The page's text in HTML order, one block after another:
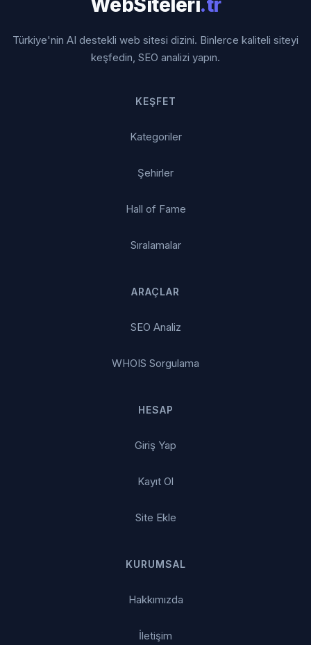
WebSiteleri.tr
Türkiye'nin AI destekli web sitesi dizini. Binlerce kaliteli siteyi
keşfedin, SEO analizi yapın.
KEŞFET
Kategoriler
Şehirler
Hall of Fame
Sıralamalar
ARAÇLAR
SEO Analiz
WHOIS Sorgulama
HESAP
Giriş Yap
Kayıt Ol
Site Ekle
KURUMSAL
Hakkımızda
İletişim